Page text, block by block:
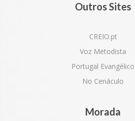
Outros Sites
CREIO.pt
Voz Metodista
Portugal Evangélico
No Cenáculo
Morada